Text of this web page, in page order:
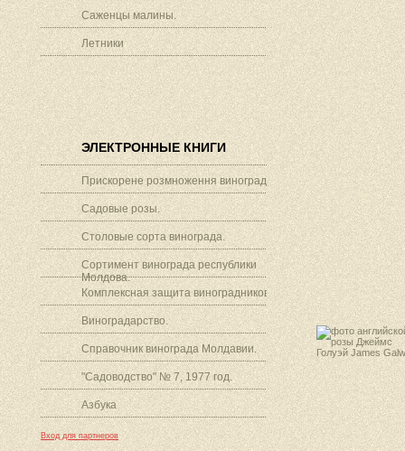
Саженцы малины.
Летники
ЭЛЕКТРОННЫЕ КНИГИ
Прискорене розмноження винограду.
Садовые розы.
Столовые сорта винограда.
Сортимент винограда республики
Молдова.
Комплексная защита виноградников.
Виноградарство.
Справочник винограда Молдавии.
"Садоводство" № 7, 1977 год.
Азбука
Вход для партнеров